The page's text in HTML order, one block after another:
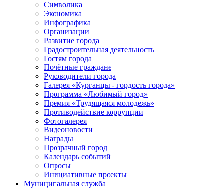
Символика
Экономика
Инфографика
Организации
Развитие города
Градостроительная деятельность
Гостям города
Почётные граждане
Руководители города
Галерея «Курганцы - гордость города»
Программа «Любимый город»
Премия «Трудящаяся молодежь»
Противодействие коррупции
Фотогалерея
Видеоновости
Награды
Прозрачный город
Календарь событий
Опросы
Инициативные проекты
Муниципальная служба